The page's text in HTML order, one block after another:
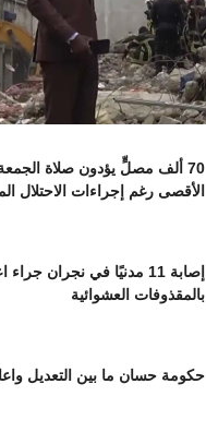
70 ألف مصلٍّ يؤدون صلاة
الأقصى رغم إجراءات الاحتلال
إصابة 11 مدنيًا في نجران
بالمقذوفات العشوائية
حكومة حسان ما بين التعديل